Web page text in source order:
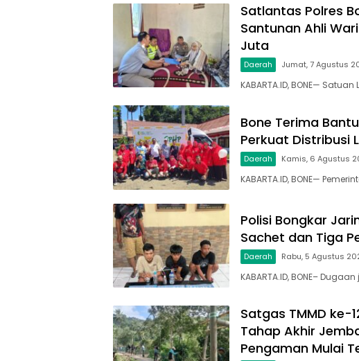
Satlantas Polres
Santunan Ahli
Juta
Daerah Jumat, 7 Agustus
KABARTA.ID, BONE—
Bone Terima
Perkuat Distribusi
Daerah Kamis, 6 Agustus
KABARTA.ID, BONE—
Polisi Bongkar
Sachet dan Tiga
Daerah Rabu, 5 Agustus
KABARTA.ID, BONE–
Satgas TMMD ke-
Tahap Akhir
Pengaman Mulai